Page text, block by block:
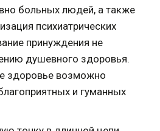
больных людей, а также
психиатрических
принуждения не
душевного здоровья.
здоровье возможно
и гуманных